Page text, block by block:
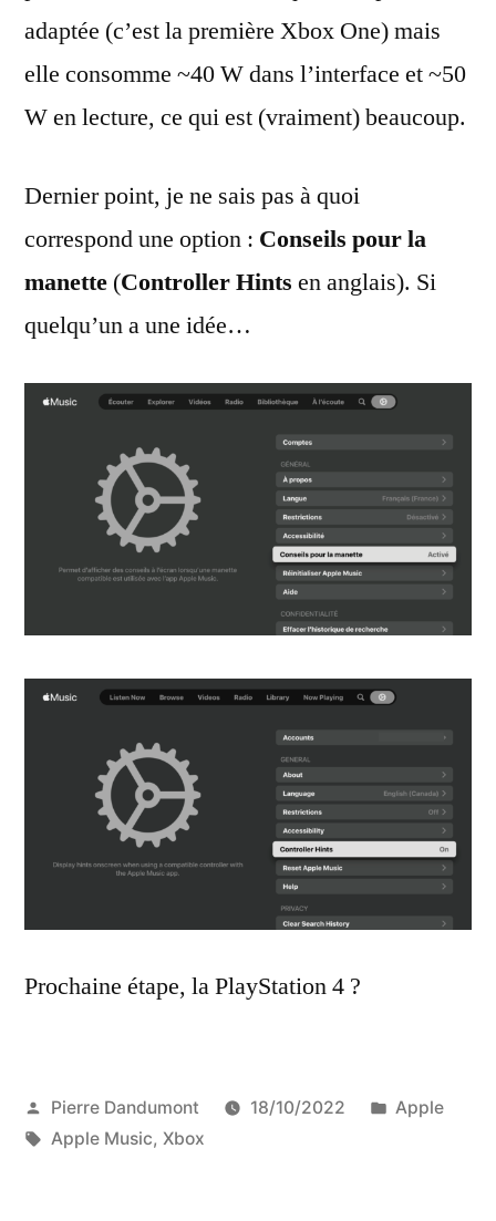
adaptée (c’est la première Xbox One) mais
elle consomme ~40 W dans l’interface et ~50
W en lecture, ce qui est (vraiment) beaucoup.
Dernier point, je ne sais pas à quoi
correspond une option : Conseils pour la
manette (Controller Hints en anglais). Si
quelqu’un a une idée…
Prochaine étape, la PlayStation 4 ?
Publié
par
Pierre Dandumont 18/10/2022
Publié
Apple
Étiquettes :
Apple Music, Xbox